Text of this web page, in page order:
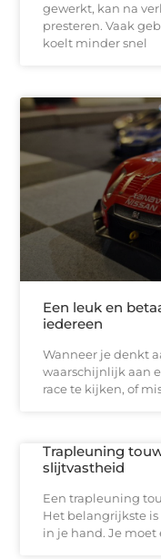
gewerkt, kan na
presteren. Vaak
koelt minder snel
Een leuk en
iedereen
Wanneer je denkt
waarschijnlijk aan
race te kijken, of
Trapleuning
slijtvastheid
Een trapleuning
Het belangrijkste
in je hand. Je